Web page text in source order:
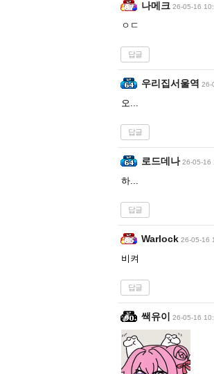
나메크 26-05-16
ㅇㄷ
답글
우리집서울역 26-
오...
답글
로드데나 26-05-16
하...
답글
Warlock 26-05-16
비켜
답글
쌕유이 26-05-16